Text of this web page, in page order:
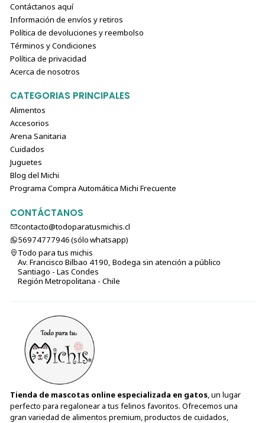
Contáctanos aquí
Información de envíos y retiros
Política de devoluciones y reembolso
Términos y Condiciones
Política de privacidad
Acerca de nosotros
CATEGORIAS PRINCIPALES
Alimentos
Accesorios
Arena Sanitaria
Cuidados
Juguetes
Blog del Michi
Programa Compra Automática Michi Frecuente
CONTÁCTANOS
contacto@todoparatusmichis.cl
56974777946 (sólo⁣⁣⁣⁣⁣​​​​​​​​​​​​​​​ whatsapp)
Todo para tus michis
Av. Francisco Bilbao 4190, Bodega sin atención a público
Santiago - Las Condes
Región Metropolitana - Chile
Tienda de mascotas online especializada en gatos, un lugar
perfecto para regalonear a tus felinos favoritos. Ofrecemos una
gran variedad de alimentos premium, productos de cuidados,